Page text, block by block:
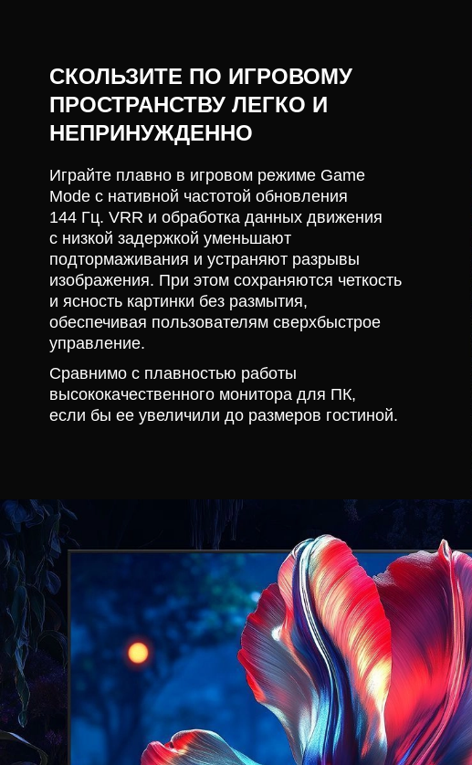
СКОЛЬЗИТЕ ПО ИГРОВОМУ
ПРОСТРАНСТВУ ЛЕГКО И
НЕПРИНУЖДЕННО
Играйте плавно в игровом режиме Game
Mode с нативной частотой обновления
144 Гц. VRR и обработка данных движения
с низкой задержкой уменьшают
подтормаживания и устраняют разрывы
изображения. При этом сохраняются четкость
и ясность картинки без размытия,
обеспечивая пользователям сверхбыстрое
управление.
Сравнимо с плавностью работы
высококачественного монитора для ПК,
если бы ее увеличили до размеров гостиной.